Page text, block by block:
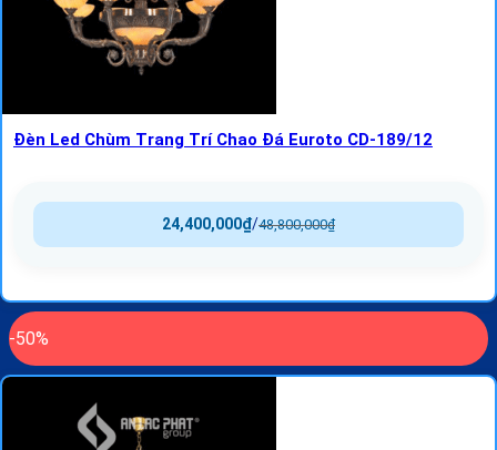
Đèn Led Chùm Trang Trí Chao Đá Euroto CD-189/12
48,800,000₫
/
24,400,000₫
-50%